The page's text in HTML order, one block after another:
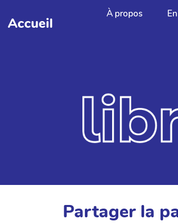
Aller au contenu principal
Accueil
À propos
Partager la